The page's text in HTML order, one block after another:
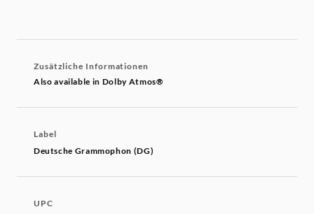
Zusätzliche Informationen
Also available in Dolby Atmos®
Label
Deutsche Grammophon (DG)
UPC